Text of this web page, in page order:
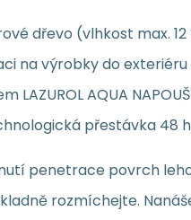
dřevo (vlhkost max.
na výrobky do
LAZUROL AQUA
přestávka 48
penetrace povrch
rozmíchejte.